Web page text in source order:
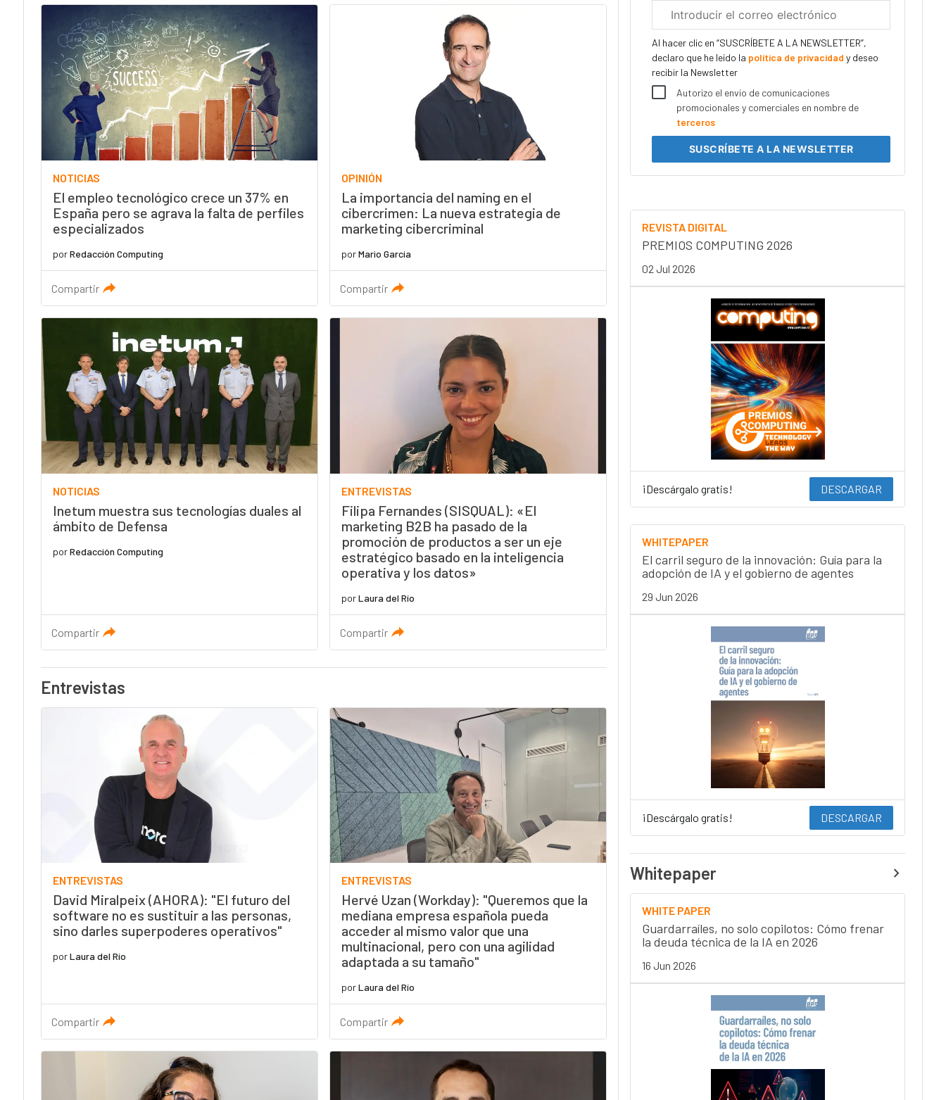
NOTICIAS
El empleo tecnológico crece un 37% en
España pero se agrava la falta de perfiles
especializados
porRedacción Computing
Compartir
OPINIÓN
La importancia del naming en el
cibercrimen: La nueva estrategia de
marketing cibercriminal
porMario García
Compartir
NOTICIAS
Inetum muestra sus tecnologías duales al
ámbito de Defensa
porRedacción Computing
Compartir
ENTREVISTAS
Filipa Fernandes (SISQUAL): «El
marketing B2B ha pasado de la
promoción de productos a ser un eje
estratégico basado en la inteligencia
operativa y los datos»
porLaura del Río
Compartir
Entrevistas
ENTREVISTAS
David Miralpeix (AHORA): "El futuro del
software no es sustituir a las personas,
sino darles superpoderes operativos"
porLaura del Río
Compartir
ENTREVISTAS
Hervé Uzan (Workday): "Queremos que la
mediana empresa española pueda
acceder al mismo valor que una
multinacional, pero con una agilidad
adaptada a su tamaño"
porLaura del Río
Compartir
electrónico
Al hacer clic en “SUSCRÍBETE A LA NEWSLETTER”,
declaro que he leído la política de privacidady deseo
recibir la Newsletter
Autorizo el envío de comunicaciones
promocionales y comerciales en nombre de
terceros
SUSCRÍBETEA LA NEWSLETTER
REVISTA DIGITAL
PREMIOS COMPUTING 2026
02 Jul 2026
¡Descárgalo gratis! DESCARGAR
WHITEPAPER
El carril seguro de la innovación: Guía para la
adopción de IA y el gobierno de agentes
29 Jun 2026
¡Descárgalo gratis! DESCARGAR
Whitepaper
WHITE PAPER
Guardarraíles, no solo copilotos: Cómo frenar
la deuda técnica de la IA en 2026
16 Jun 2026